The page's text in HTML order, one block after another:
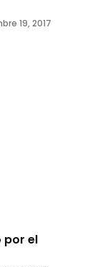
19, 2017
por el